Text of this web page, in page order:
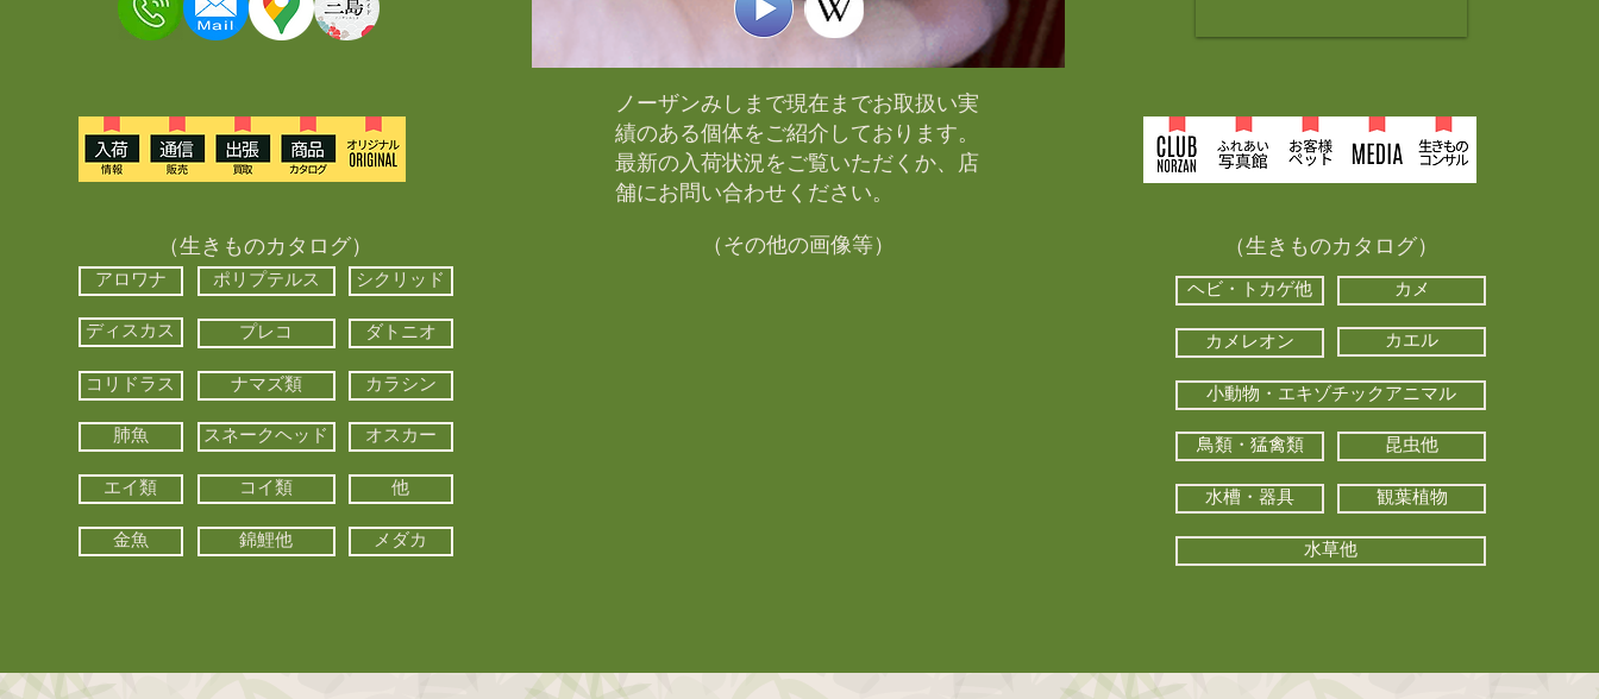
（生きものカタログ）
アロワナ ポリプテルス シクリッド
ディスカス プレコ ダトニオ
コリドラス ナマズ類 カラシン
肺魚 スネークヘッド オスカー
エイ類 コイ類 他
金魚 錦鯉他 メダカ
ノーザンみしまで現在までお取扱い実
績のある個体をご紹介しております。​
最新の入荷状況をご覧いただくか、店
舗にお問い合わせください。​
（その他の画像等） （生きものカタログ）
ヘビ・トカゲ他 カメ
カメレオン カエル
小動物・エキゾチックアニマル
鳥類・猛禽類 昆虫他
水槽・器具 観葉植物
水草他